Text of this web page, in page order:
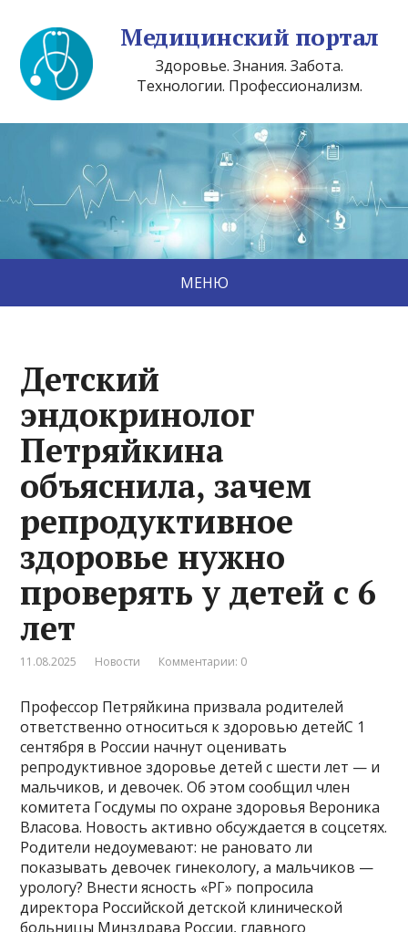
Медицинский портал
Здоровье. Знания. Забота.
Технологии. Профессионализм.
МЕНЮ
Детский
эндокринолог
Петряйкина
объяснила, зачем
репродуктивное
здоровье нужно
проверять у детей с 6
лет
11.08.2025 Новости Комментарии: 0
Профессор Петряйкина призвала родителей
ответственно относиться к здоровью детейС 1
сентября в России начнут оценивать
репродуктивное здоровье детей с шести лет — и
мальчиков, и девочек. Об этом сообщил член
комитета Госдумы по охране здоровья Вероника
Власова. Новость активно обсуждается в соцсетях.
Родители недоумевают: не рановато ли
показывать девочек гинекологу, а мальчиков —
урологу? Внести ясность «РГ» попросила
директора Российской детской клинической
больницы Минздрава России, главного